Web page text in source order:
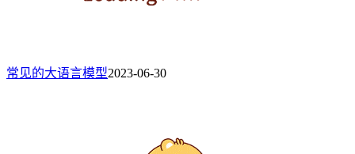
常见的大语言模型2023-06-30